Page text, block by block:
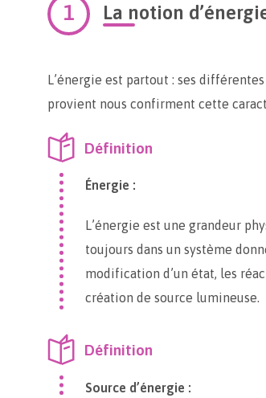
La notion
L’énergie est partout : ses
provient nous confirment cette
Définition
Énergie :
L’énergie est une grandeur
toujours dans un système
modification d’un état, les
création de source lumineuse.
Définition
Source d’énergie :